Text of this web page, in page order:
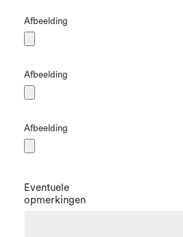
Afbeelding
Afbeelding
Afbeelding
Eventuele
opmerkingen